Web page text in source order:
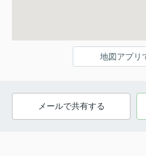
地図アプリ
メールで共有する